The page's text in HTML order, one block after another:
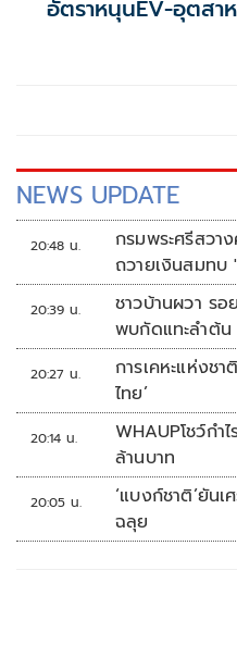
อัตราหนุนEV-อุตสา
NEWS UPDATE
20:48 น.
กรมพระศรีสวา
ถวายเงินสมท
20:39 น.
ชาวบ้านผวา ร
พบกัดแทะลำต้น
20:27 น.
การเคหะแห่งช
ไทย’
20:14 น.
WHAUPโชว์ก
ล้านบาท
20:05 น.
‘แบงก์ชาติ’ยัน
ฉลุย